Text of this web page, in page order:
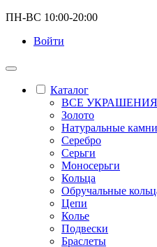
ПН-ВС 10:00-20:00
Войти
Каталог
ВСЕ УКРАШЕНИЯ
Золото
Натуральные камни
Серебро
Серьги
Моносерьги
Кольца
Обручальные
Цепи
Колье
Подвески
Браслеты